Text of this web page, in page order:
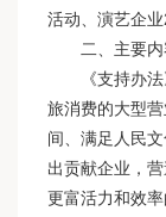
活动、演艺企业
二、主要
《支持办
旅消费的大型
间、满足人民
出贡献企业，
更富活力和效